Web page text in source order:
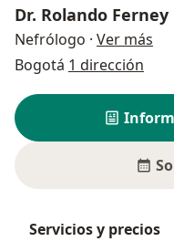
Dr. Rolando
Nefrólogo · Ver más
Bogotá 1 dirección
Servicios y precios